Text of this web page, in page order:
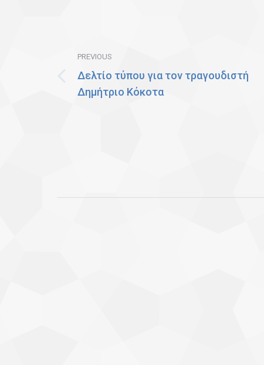
PREVIOUS
post:
Δελτίο τύπου για τον τραγουδιστή
Δημήτριο Κόκοτα